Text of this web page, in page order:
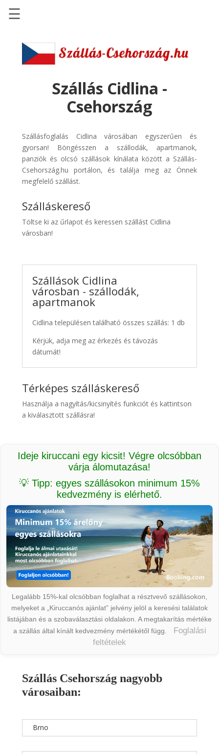
Szállások
Szállásinfo.eu
pénzvisszatérítéssel
Discover
Cars
Transzfer
Kiwi
Taxi
☰
Szállás Cidlina -
Csehország
Szállásfoglalás Cidlina városában egyszerűen és
gyorsan! Böngésszen a szállodák, apartmanok,
panziók és olcsó szállások kínálata között a Szállás-
Csehország.hu portálon, és találja meg az Önnek
megfelelő szállást.
Szálláskereső
Töltse ki az űrlapot és keressen szállást Cidlina
városban!
Szállások Cidlina
városban - szállodák,
apartmanok
Cidlina településen található összes szállás: 1 db
Kérjük, adja meg az érkezés és távozás
dátumát!
Térképes szálláskereső
Használja a nagyítás/kicsinyítés funkciót és kattintson
a kiválasztott szállásra!
Ideje kiruccani egy kicsit! Végre olcsóbban
várja álomutazása!
💡 Tipp: egyes szállásokon minimum 15%
kedvezmény is elérhető.
Legalább 15%-kal olcsóbban foglalhat a résztvevő szállásokon,
melyeket a „Kiruccanós ajánlat” jelvény jelöl a keresési találatok
listájában és a szobaválasztási oldalakon. A megtakarítás mértéke
a szállás által kínált kedvezmény mértékétől függ.
Foglalási
feltételek
Szállás Csehország nagyobb
városaiban:
Brno